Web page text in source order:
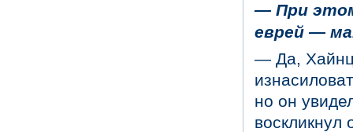
— При
еврей —
— Да, Хайнц
но он
воскликнул